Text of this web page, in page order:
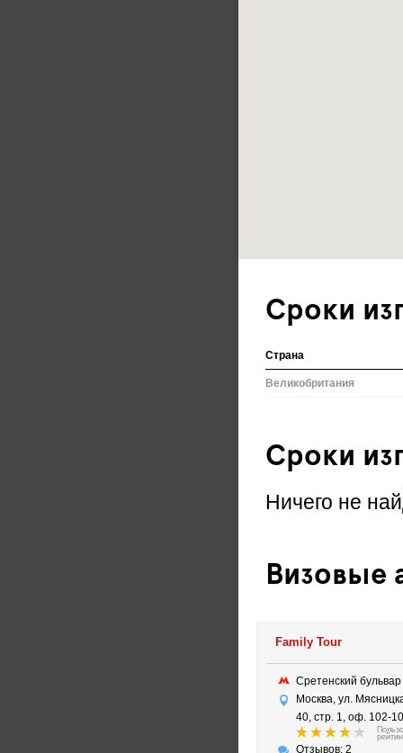
Сроки
Страна
Великобритания
Сроки
Ничего не
Визовые
Family Tour
Сретенский
Москва, ул.
40, стр. 1, оф. 102-
Отзывов: 2